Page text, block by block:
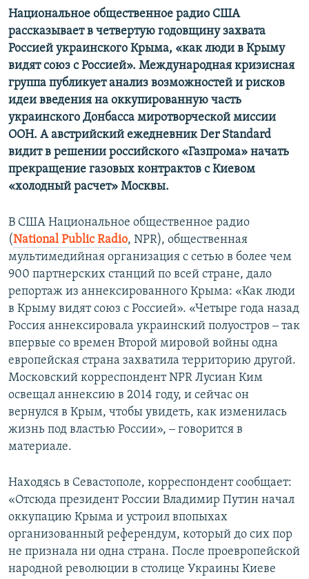
Национальное общественное радио США
рассказывает в четвертую годовщину захвата
Россией украинского Крыма, «как люди в Крыму
видят союз с Россией». Международная кризисная
группа публикует анализ возможностей и рисков
идеи введения на оккупированную часть
украинского Донбасса миротворческой миссии
ООН. А австрийский ежедневник Der Standard
видит в решении российского «Газпрома» начать
прекращение газовых контрактов с Киевом
«холодный расчет» Москвы.
В США Национальное общественное радио
(National Public Radio, NPR), общественная
мультимедийная организация с сетью в более чем
900 партнерских станций по всей стране, дало
репортаж из аннексированного Крыма: «Как люди
в Крыму видят союз с Россией». «Четыре года назад
Россия аннексировала украинский полуостров ‒ так
впервые со времен Второй мировой войны одна
европейская страна захватила территорию другой.
Московский корреспондент NPR Лусиан Ким
освещал аннексию в 2014 году, и сейчас он
вернулся в Крым, чтобы увидеть, как изменилась
жизнь под властью России», ‒ говорится в
материале.
Находясь в Севастополе, корреспондент сообщает:
«Отсюда президент России Владимир Путин начал
оккупацию Крыма и устроил впопыхах
организованный референдум, который до сих пор
не признала ни одна страна. После проевропейской
народной революции в столице Украины Киеве